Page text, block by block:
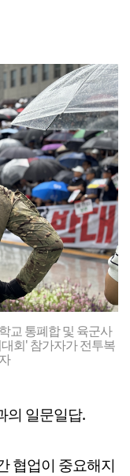
교 통폐합 및 육군사
회' 참가자가 전투복
의 일문일답.
협업이 중요해지